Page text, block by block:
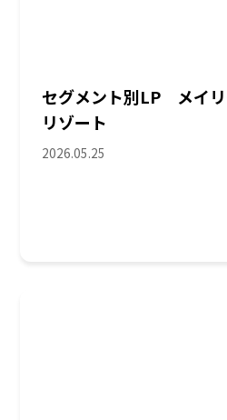
セグメント別LP メイ
リゾート
2026.05.25